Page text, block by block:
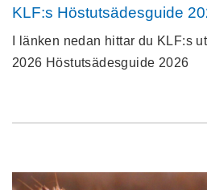
KLF:s Höstutsädesguide
I länken nedan hittar du KLF:s
2026 Höstutsädesguide 2026